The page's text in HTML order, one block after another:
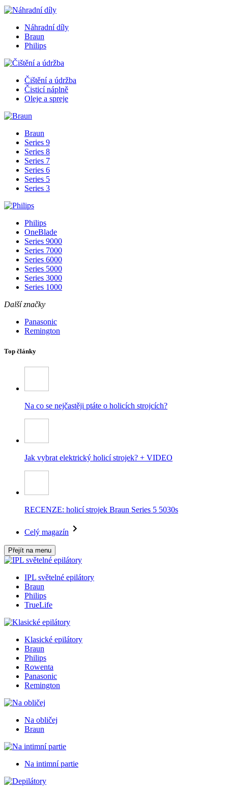
Náhradní díly
Braun
Philips
Čištění a údržba
Čisticí náplně
Oleje a spreje
Braun
Series 9
Series 8
Series 7
Series 6
Series 5
Series 3
Philips
OneBlade
Series 9000
Series 7000
Series 6000
Series 5000
Series 3000
Series 1000
Další značky
Panasonic
Remington
Top články
Na co se nejčastěji ptáte o holicích strojcích?
Jak vybrat elektrický holicí strojek? + VIDEO
RECENZE: holicí strojek Braun Series 5 5030s
Celý magazín
Přejít na menu
IPL světelné epilátory
Braun
Philips
TrueLife
Klasické epilátory
Braun
Philips
Rowenta
Panasonic
Remington
Na obličej
Braun
Na intimní partie